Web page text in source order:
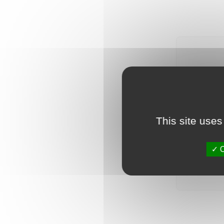
This site